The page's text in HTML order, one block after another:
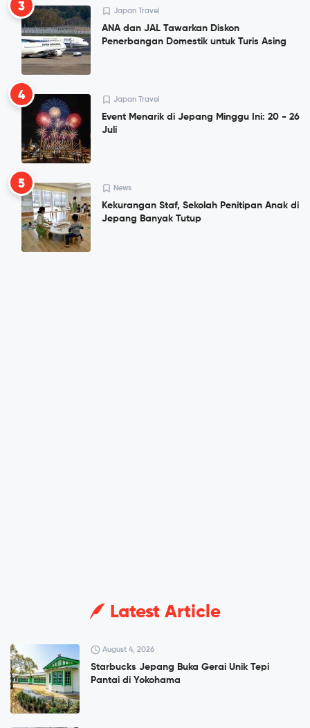
3 Japan Travel
ANA dan JAL Tawarkan Diskon
Penerbangan Domestik untuk Turis Asing
4 Japan Travel
Event Menarik di Jepang Minggu Ini: 20 - 26
Juli
5 News
Kekurangan Staf, Sekolah Penitipan Anak di
Jepang Banyak Tutup
Latest Article
August 4, 2026
Starbucks Jepang Buka Gerai Unik Tepi
Pantai di Yokohama